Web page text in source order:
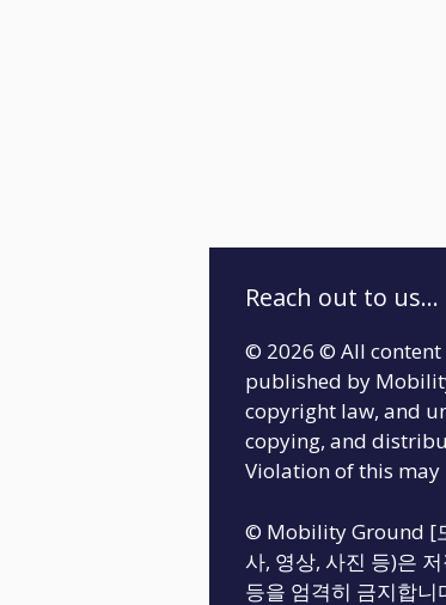
Reach out to us...
© 2026 © All content
published by
copyright law, and
copying, and
Violation of this
© Mobility Ground [
사, 영상, 사진 등)은
등을 엄격히 금지합니